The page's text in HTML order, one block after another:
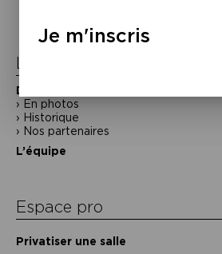
l’article
La Maison de la Poésie
Découvrir
En photos
Historique
Nos partenaires
L’équipe
Espace pro
Privatiser une salle
Je m'inscris